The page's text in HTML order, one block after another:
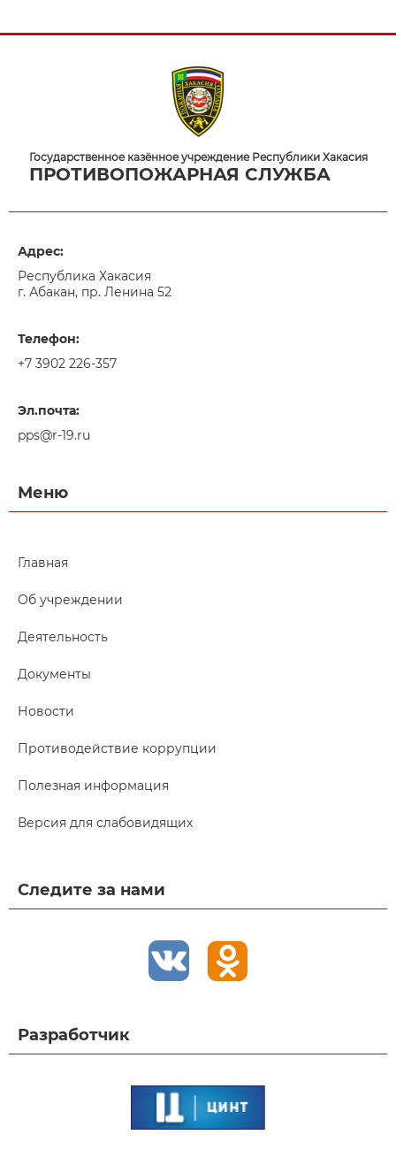
Государственное казённое учреждение Республики Хакасия
ПРОТИВОПОЖАРНАЯ СЛУЖБА
Адрес:
Республика Хакасия
г. Абакан, пр. Ленина 52
Телефон:
+7 3902 226-357
Эл.почта:
pps@r-19.ru
Меню
Главная
Об учреждении
Деятельность
Документы
Новости
Противодействие коррупции
Полезная информация
Версия для слабовидящих
Следите за нами
Разработчик